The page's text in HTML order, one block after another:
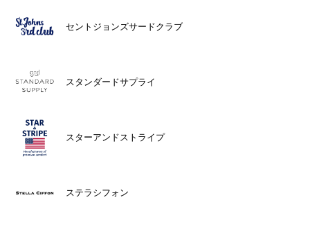
セントジョンズサードクラブ
スタンダードサプライ
スターアンドストライプ
ステラシフォン